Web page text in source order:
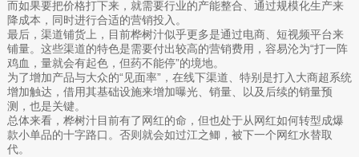
而如果要把价格打下来，就需要行业的产能整合、通过规模化生产来
降成本，同时进行合适的营销投入。
最后，渠道铺货上，目前桦树汁似乎更多是通过电商、短视频平台来
铺量。这些渠道的特色是需要付出较高的营销费用，容易沦为“打一阵
鸡血，量就会有起色，但药不能停”的境地。
为了增加产品与大众的“见面率”，在线下渠道、特别是打入大商超系统
增加触达，借用其基础设施来增加曝光、销量、以及后续的销量预
测，也是关键。
总体来看，桦树汁目前有了网红的命，但也处于从网红如何转型成爆
款小单品的十字路口。否则就会如过江之鲫，被下一个网红水替取
代。